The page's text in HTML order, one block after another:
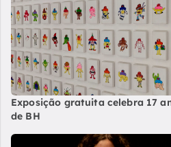
Exposição gratuita celebra 17
de BH